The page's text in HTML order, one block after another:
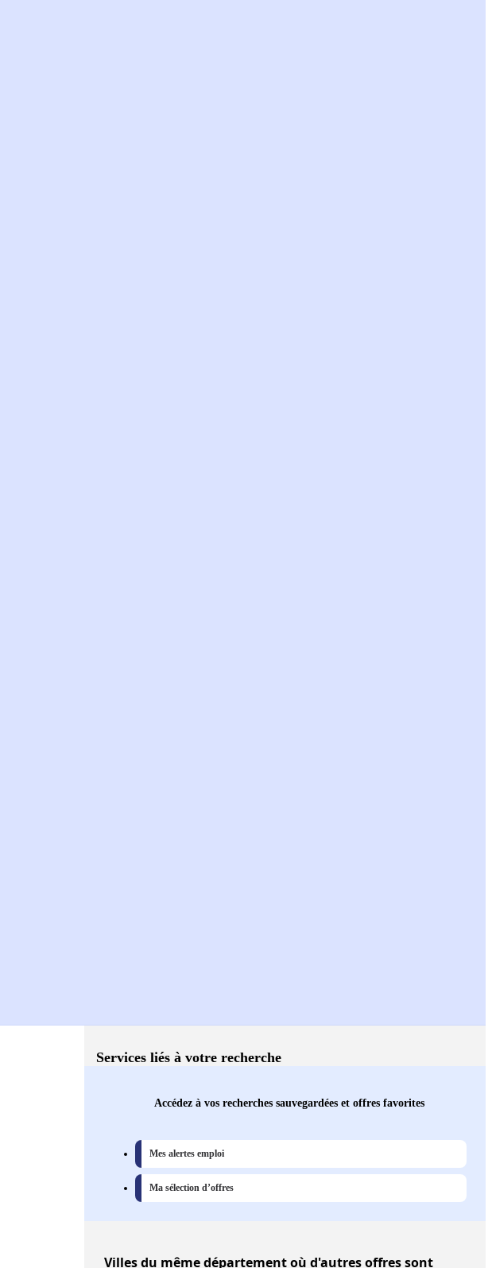
Services liés à votre recherche
Accédez à vos recherches sauvegardées et offres favorites
Mes alertes emploi
Ma sélection d’offres
Villesdu même département où d'autres offres sont